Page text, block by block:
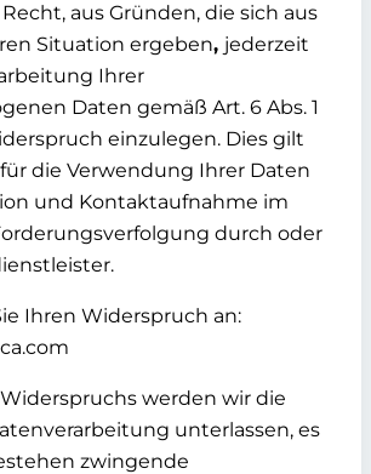
aus Gründen, die sich aus
Situation ergeben, jederzeit
Ihrer
Daten gemäß Art. 6 Abs. 1
einzulegen. Dies gilt
die Verwendung Ihrer Daten
und Kontaktaufnahme im
durch oder
Ihren Widerspruch an:
werden wir die
unterlassen, es
zwingende